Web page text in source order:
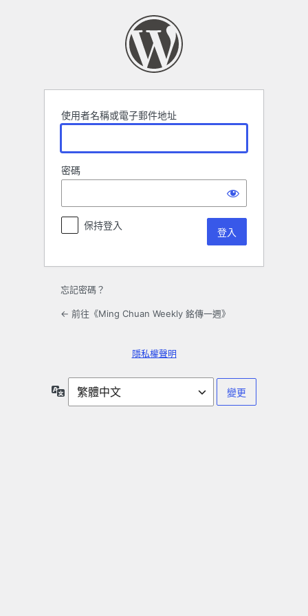
使用者名稱或電子郵件地址
密碼
保持登入
忘記密碼？
← 前往《Ming Chuan Weekly 銘傳一週》
隱私權聲明
言